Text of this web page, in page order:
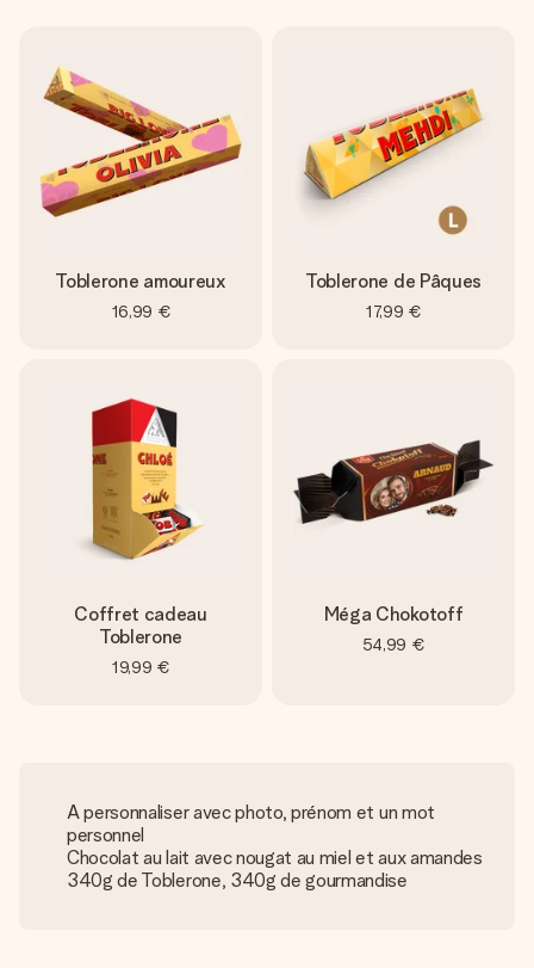
Toblerone amoureux
16,99 €
Toblerone de Pâques
17,99 €
Coffret cadeau
Toblerone
19,99 €
Méga Chokotoff
54,99 €
A personnaliser avec photo, prénom et un mot
personnel
Chocolat au lait avec nougat au miel et aux amandes
340g de Toblerone, 340g de gourmandise